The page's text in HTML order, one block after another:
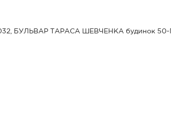
БУЛЬВАР ТАРАСА ШЕВЧЕНКА будинок 50-Г